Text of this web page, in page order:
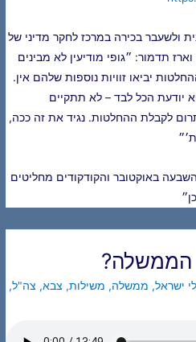
ולשעבר בכירה במרכז לחקר מדיני של
תדמור: ״גופי מודיעין לא מבינים
יביאו זוויות נוספות שלהם אין.
יודעת הכל לבד – לא תתקיים
לקבלת ההחלטות. נגיד את זה ככה,
באוקטובר והקודקודים מחליטים
הממשלה?
ישראל, ממשלה, משילות, צבא, צה"ל,